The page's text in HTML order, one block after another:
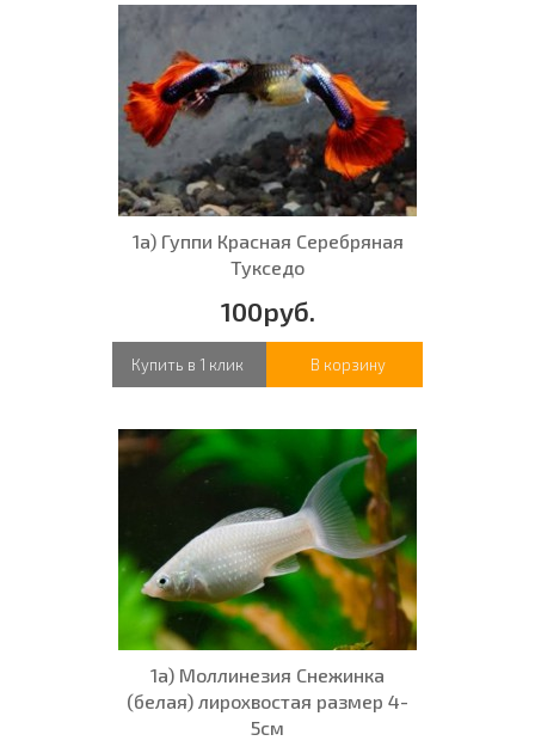
1а) Гуппи Красная Серебряная
Тукседо
100руб.
Купить в 1 клик В корзину
1а) Моллинезия Снежинка
(белая) лирохвостая размер 4-
5см